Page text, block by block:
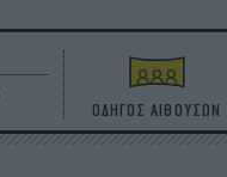
ΟΔΗΓΟΣ ΑΙΘΟΥΣΩΝ